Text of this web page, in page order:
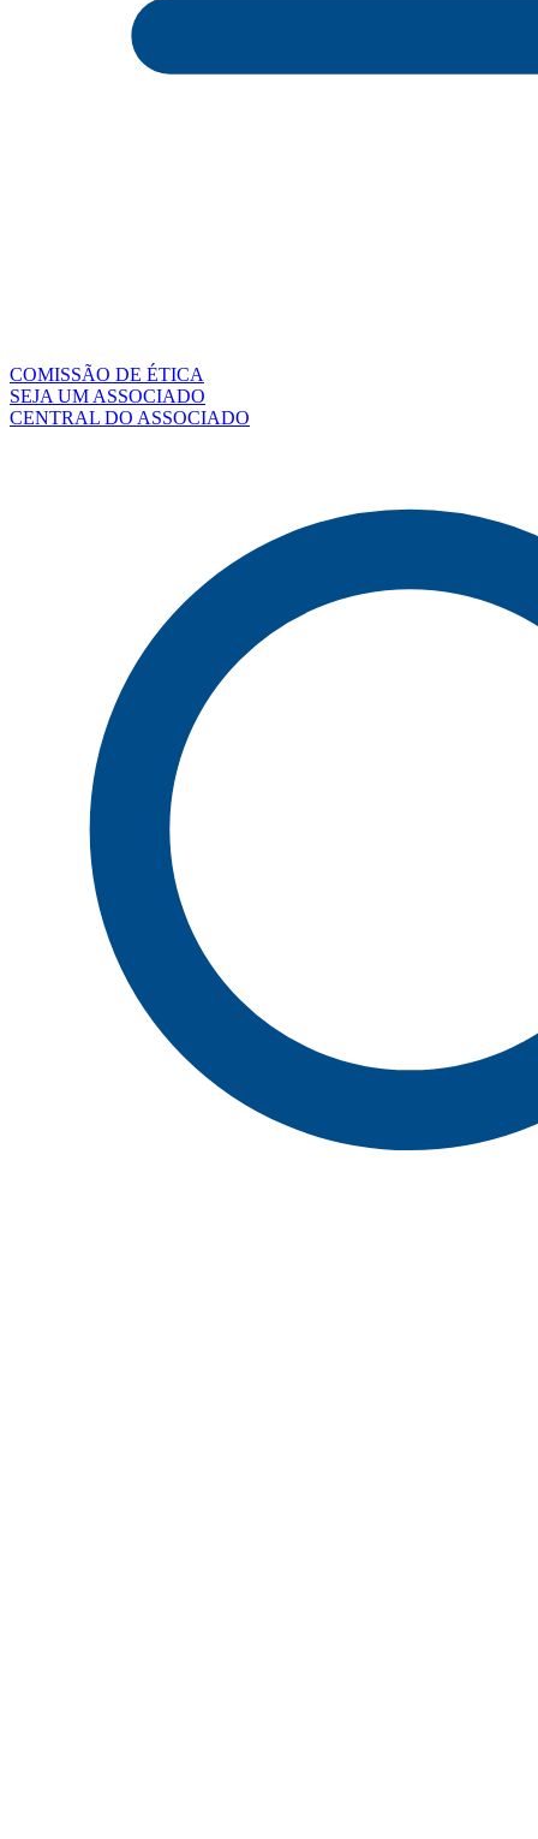
COMISSÃO DE ÉTICA
SEJA UM ASSOCIADO
CENTRAL DO ASSOCIADO